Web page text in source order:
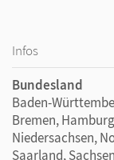
Infos
Bundesland
Baden-
Bremen,
Niedersachsen,
Saarland,